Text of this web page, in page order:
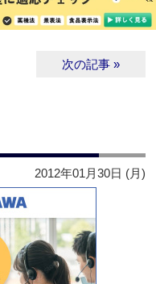
次の記事 »
2012年01月30日 (月)